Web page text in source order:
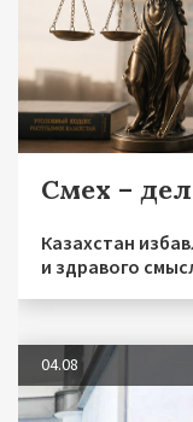
Смех –
Казахстан
и здравого
04.08